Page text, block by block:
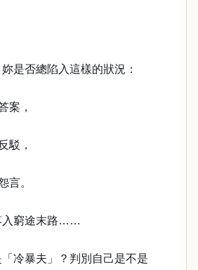
是否總陷入這樣的狀況：
案，
駁，
言。
入窮途末路……
冷暴夫」？判別自己是不是